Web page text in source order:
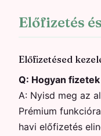
Előfizetés
Előfizetésed
Q: Hogyan
A: Nyisd meg az
Prémium
havi előfizetés